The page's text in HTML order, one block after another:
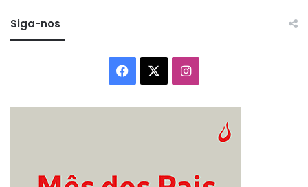
Siga-nos
Facebook Instagram